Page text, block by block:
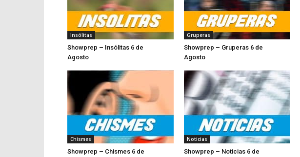
Insólitas
Showprep – Insólitas 6 de
Agosto
Gruperas
Showprep – Gruperas 6 de
Agosto
Chismes
Showprep – Chismes 6 de
Noticias
Showprep – Noticias 6 de